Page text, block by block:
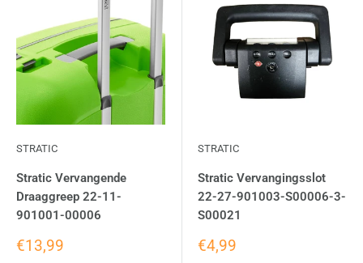
STRATIC
Stratic Vervangende
Draaggreep 22-11-
901001-00006
€13,99
STRATIC
Stratic Vervangingsslot
22-27-901003-S00006-3-
S00021
€4,99